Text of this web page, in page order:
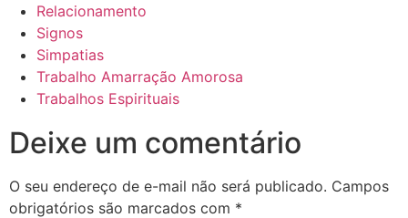
Relacionamento
Signos
Simpatias
Trabalho Amarração Amorosa
Trabalhos Espirituais
Deixe um comentário
O seu endereço de e-mail não será publicado. Campos
obrigatórios são marcados com *